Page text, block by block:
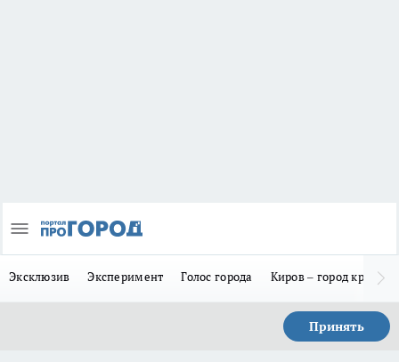
Эксклюзив Эксперимент Голос города Киров – город
Принять